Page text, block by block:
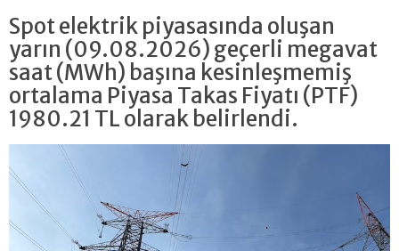
Spot elektrik piyasasında oluşan
yarın (09.08.2026) geçerli megavat
saat (MWh) başına kesinleşmemiş
ortalama Piyasa Takas Fiyatı (PTF)
1980.21 TL olarak belirlendi.